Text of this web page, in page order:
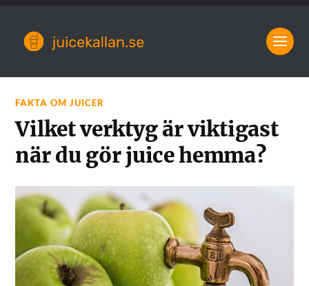
FAKTA OM JUICER
Vilket verktyg är viktigast
när du gör juice hemma?